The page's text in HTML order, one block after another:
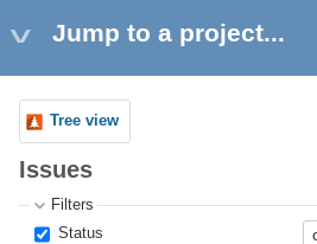
Jump to a project...
Tree view
Issues
Filters
Status